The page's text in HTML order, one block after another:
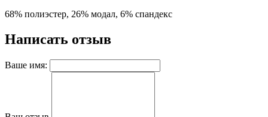
68% полиэстер, 26% модал, 6% спандекс
Написать отзыв
Ваше имя: